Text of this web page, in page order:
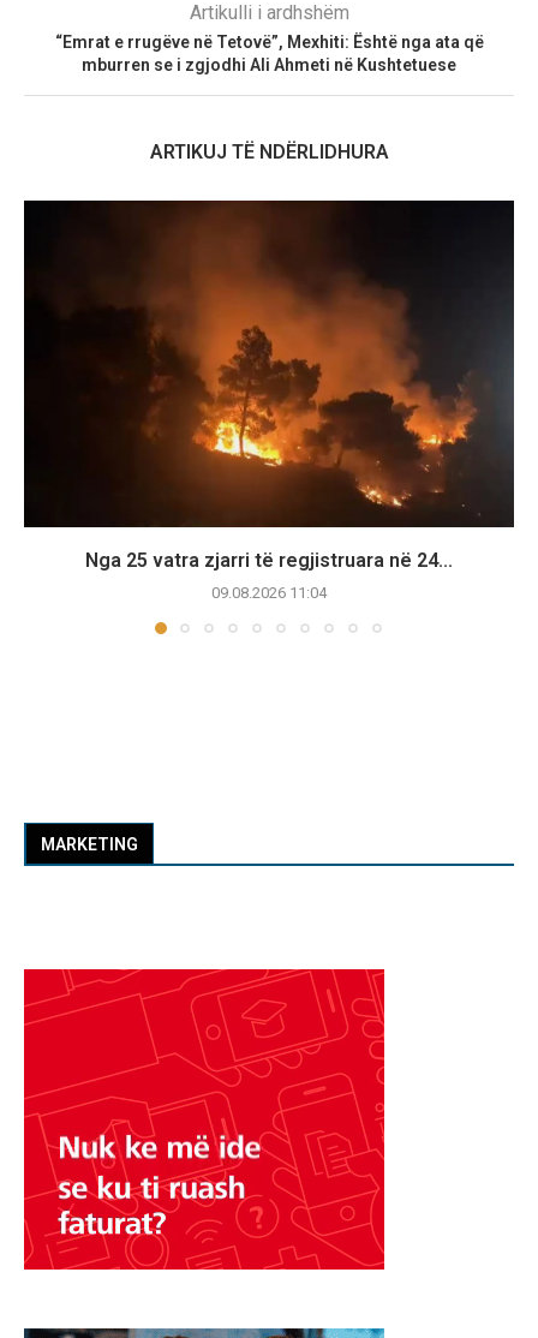
Artikulli i ardhshëm
“Emrat e rrugëve në Tetovë”, Mexhiti: Është nga ata që
mburren se i zgjodhi Ali Ahmeti në Kushtetuese
ARTIKUJ TË NDËRLIDHURA
Nga 25 vatra zjarri të regjistruara në 24...
09.08.2026 11:04
MARKETING